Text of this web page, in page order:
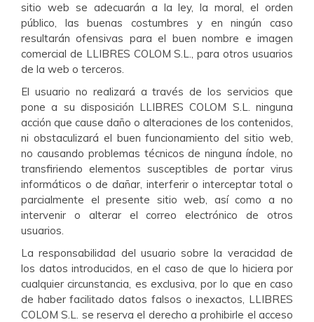
sitio web se adecuarán a la ley, la moral, el orden
público, las buenas costumbres y en ningún caso
resultarán ofensivas para el buen nombre e imagen
comercial de LLIBRES COLOM S.L., para otros usuarios
de la web o terceros.
El usuario no realizará a través de los servicios que
pone a su disposición LLIBRES COLOM S.L. ninguna
acción que cause daño o alteraciones de los contenidos,
ni obstaculizará el buen funcionamiento del sitio web,
no causando problemas técnicos de ninguna índole, no
transfiriendo elementos susceptibles de portar virus
informáticos o de dañar, interferir o interceptar total o
parcialmente el presente sitio web, así como a no
intervenir o alterar el correo electrónico de otros
usuarios.
La responsabilidad del usuario sobre la veracidad de
los datos introducidos, en el caso de que lo hiciera por
cualquier circunstancia, es exclusiva, por lo que en caso
de haber facilitado datos falsos o inexactos, LLIBRES
COLOM S.L. se reserva el derecho a prohibirle el acceso